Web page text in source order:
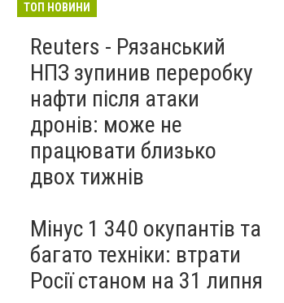
ТОП НОВИНИ
Reuters - Рязанський
НПЗ зупинив переробку
нафти після атаки
дронів: може не
працювати близько
двох тижнів
Мінус 1 340 окупантів та
багато техніки: втрати
Росії станом на 31 липня